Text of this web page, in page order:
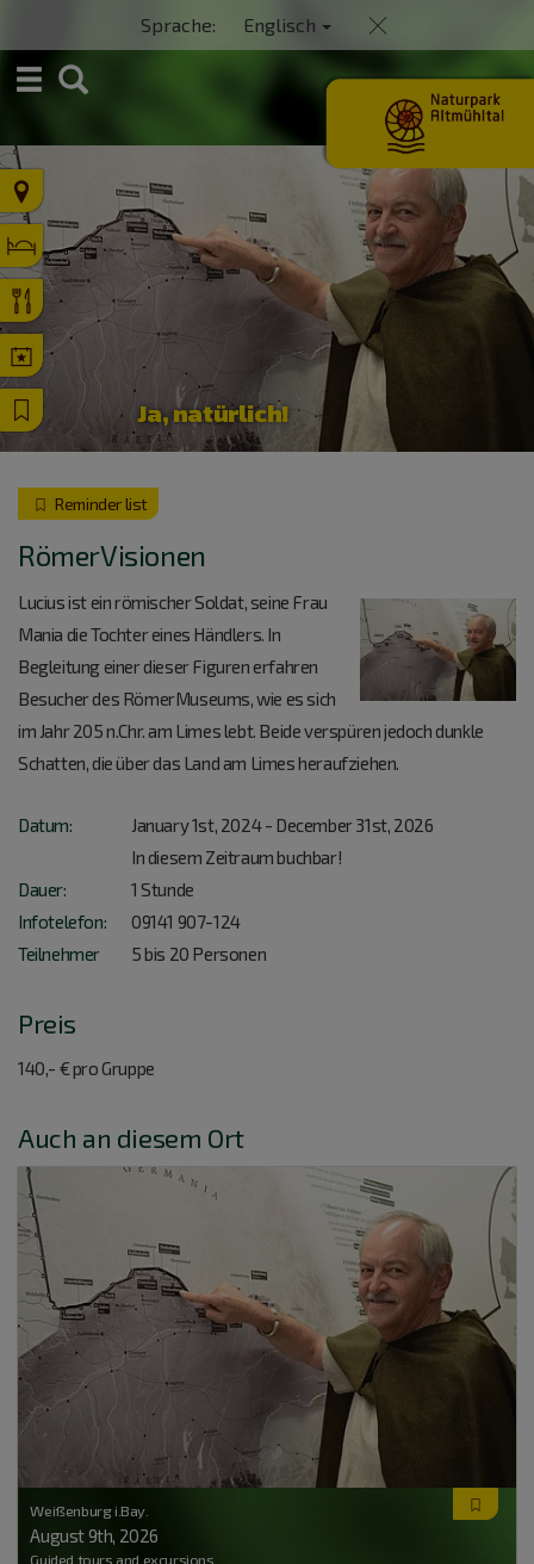
Sprache: Englisch
S
c
Ja, natürlich!
Reminder list
RömerVisionen
Lucius ist ein römischer Soldat, seine Frau
Mania die Tochter eines Händlers. In
Begleitung einer dieser Figuren erfahren
Besucher des RömerMuseums, wie es sich
im Jahr 205 n.Chr. am Limes lebt. Beide verspüren jedoch dunkle
Schatten, die über das Land am Limes heraufziehen.
Datum: January 1st, 2024 - December 31st, 2026
In diesem Zeitraum buchbar!
Dauer:
1 Stunde
Infotelefon:
09141 907-124
Teilnehmer
5 bis 20 Personen
Preis
140,- € pro Gruppe
Auch an diesem Ort
Weißenburg i.Bay.
August 9th, 2026
Guided tours and excursions